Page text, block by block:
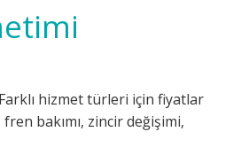
Farklı hizmet türleri için fiyatlar
bakımı, zincir değişimi,